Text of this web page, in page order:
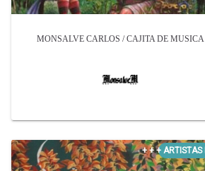
MONSALVE CARLOS / CAJITA DE MUSICA